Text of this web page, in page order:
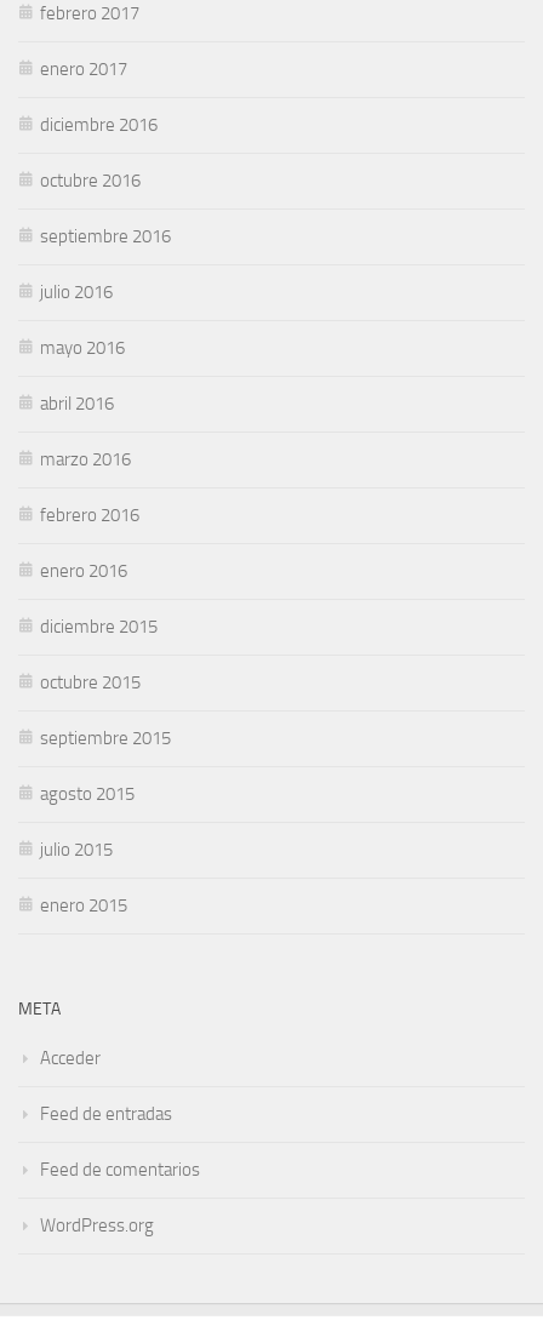
febrero 2017
enero 2017
diciembre 2016
octubre 2016
septiembre 2016
julio 2016
mayo 2016
abril 2016
marzo 2016
febrero 2016
enero 2016
diciembre 2015
octubre 2015
septiembre 2015
agosto 2015
julio 2015
enero 2015
META
Acceder
Feed de entradas
Feed de comentarios
WordPress.org